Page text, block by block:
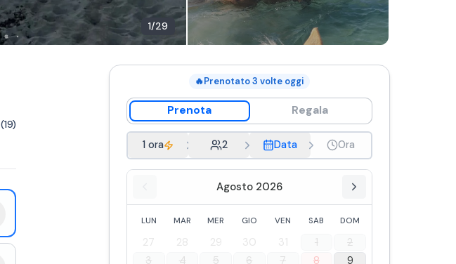
1/29
(19)
🔥Prenotato3 volte oggi
Prenota Regala
1 ora 2 Data Ora
Agosto 2026
LUN MAR MER GIO VEN SAB DOM
27 28 29 30 31 1
2
3
4 5 6 7 8
9